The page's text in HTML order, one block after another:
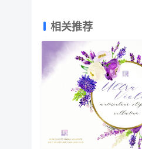
相关推荐